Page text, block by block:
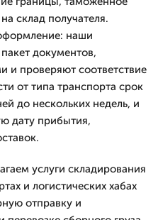
склад получателя.
наши
документов,
и проверяют соответствие
от типа транспорта срок
до нескольких недель, и
дату прибытия,
услуги складирования
и логистических хабах
отправку и